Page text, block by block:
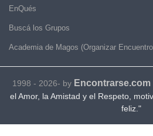
EnQués
Buscá los Grupos
Academia de Magos (Organizar
1998 - 2026- by Encontrarse.com
el Amor, la Amistad y el Respeto,
feliz."